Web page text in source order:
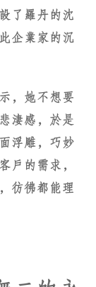
了羅丹的沈
企業家的沉
，她不想要
淒感，於是
浮雕，巧妙
戶的需求，
彷彿都能理